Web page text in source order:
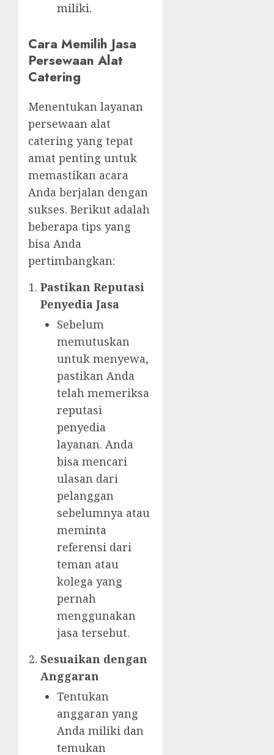
miliki.
Cara Memilih Jasa
Persewaan Alat
Catering
Menentukan layanan
persewaan alat
catering yang tepat
amat penting untuk
memastikan acara
Anda berjalan dengan
sukses. Berikut adalah
beberapa tips yang
bisa Anda
pertimbangkan:
Pastikan Reputasi
Penyedia Jasa
Sebelum
memutuskan
untuk menyewa,
pastikan Anda
telah memeriksa
reputasi
penyedia
layanan. Anda
bisa mencari
ulasan dari
pelanggan
sebelumnya atau
meminta
referensi dari
teman atau
kolega yang
pernah
menggunakan
jasa tersebut.
Sesuaikan dengan
Anggaran
Tentukan
anggaran yang
Anda miliki dan
temukan